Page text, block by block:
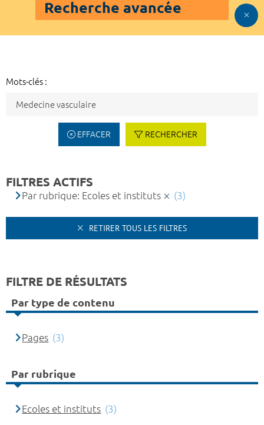
Recherche avancée
Mots-clés :
EFFACER RECHERCHER
FILTRES ACTIFS
Par rubrique: Ecoles et instituts (3)
RETIRER TOUS LES FILTRES
FILTRE DE RÉSULTATS
Par type de contenu
Pages (3)
Par rubrique
Ecoles et instituts (3)